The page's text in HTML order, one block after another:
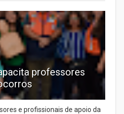
professores
e profissionais de apoio da